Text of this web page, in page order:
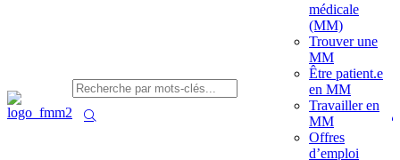
médicale
(MM)
Trouver une
MM
Être patient.e
en MM
Travailler en
MM
Offres
d’emploi